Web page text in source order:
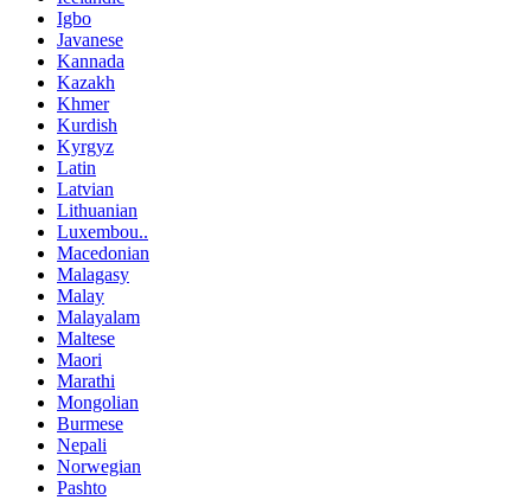
Igbo
Javanese
Kannada
Kazakh
Khmer
Kurdish
Kyrgyz
Latin
Latvian
Lithuanian
Luxembou..
Macedonian
Malagasy
Malay
Malayalam
Maltese
Maori
Marathi
Mongolian
Burmese
Nepali
Norwegian
Pashto